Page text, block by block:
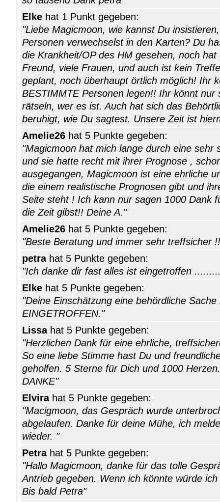
Elke hat 1 Punkt gegeben:
"Liebe Magicmoon, wie kannst Du
Personen verwechselst in den Karten? Du
die Krankheit/OP des HM gesehen, noch
Freund, viele Frauen, und auch ist kein
geplant, noch überhaupt örtlich möglich! Ihr
BESTIMMTE Personen legen!! Ihr könnt nur
rätseln, wer es ist. Auch hat sich das
beruhigt, wie Du sagtest. Unsere Zeit ist
Amelie26 hat 5 Punkte gegeben:
"Magicmoon hat mich lange durch eine sehr
und sie hatte recht mit ihrer Prognose ,
ausgegangen, Magicmoon ist eine ehrliche
die einem realistische Prognosen gibt und
Seite steht ! Ich kann nur sagen 1000 Dank
die Zeit gibst!! Deine A."
Amelie26 hat 5 Punkte gegeben:
"Beste Beratung und immer sehr treffsicher
petrahat 5 Punkte gegeben:
"Ich danke dir fast alles ist eingetroffen
Elke hat 5 Punkte gegeben:
"Deine Einschätzung eine behördliche
EINGETROFFEN."
Lissahat 5 Punkte gegeben:
"Herzlichen Dank für eine ehrliche,
So eine liebe Stimme hast Du und
geholfen. 5 Sterne für Dich und 1000
DANKE"
Elvirahat 5 Punkte gegeben:
"Macigmoon, das Gespräch wurde
abgelaufen. Danke für deine Mühe, ich
wieder. "
Petrahat 5 Punkte gegeben:
"Hallo Magicmoon, danke für das tolle
Antrieb gegeben. Wenn ich könnte würde
Bis bald Petra"